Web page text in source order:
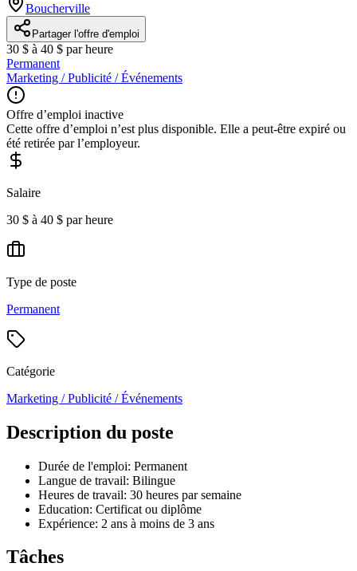
Boucherville
Partager l'offre d'emploi
30 $ à 40 $ par heure
Permanent
Marketing / Publicité / Événements
Offre d’emploi inactive
Cette offre d’emploi n’est plus disponible. Elle a peut-être expiré ou
été retirée par l’employeur.
Salaire
30 $ à 40 $ par heure
Type de poste
Permanent
Catégorie
Marketing / Publicité / Événements
Description du poste
Durée de l'emploi: Permanent
Langue de travail: Bilingue
Heures de travail: 30 heures par semaine
Education: Certificat ou diplôme
Expérience: 2 ans à moins de 3 ans
Tâches